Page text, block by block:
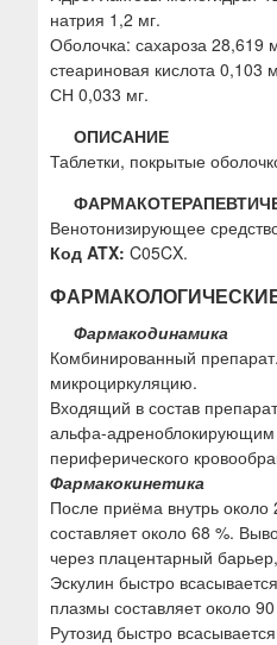
натрия 1,2 мг.
Оболочка: сахароза 28,619
стеариновая кислота 0,103
СН 0,033 мг.
ОПИСАНИЕ
Таблетки, покрытые
Венотонизирующее
Код ATX: C05CX.
Фармакодинамика
Комбинированный
микроциркуляцию.
Входящий в состав
альфа-адреноблокирующим
периферического
Фармакокинетика
После приёма внутрь около
составляет около 68 %.
через плацентарный
Эскулин быстро
плазмы составляет около
Рутозид быстро